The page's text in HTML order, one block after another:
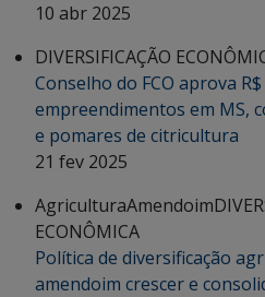
10 abr 2025
DIVERSIFICAÇÃO
Conselho do FCO aprova
empreendimentos em MS,
e pomares de citricultura
21 fev 2025
AgriculturaAmendoim
ECONÔMICA
Política de diversificação
amendoim crescer e